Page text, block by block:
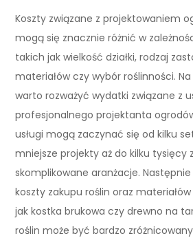
Koszty związane z projektowaniem
mogą się znacznie różnić w
takich jak wielkość działki, rodzaj
materiałów czy wybór roślinności.
warto rozważyć wydatki związane z
profesjonalnego projektanta
usługi mogą zaczynać się od kilku
mniejsze projekty aż do kilku tysięcy
skomplikowane aranżacje.
koszty zakupu roślin oraz
jak kostka brukowa czy drewno na
roślin może być bardzo